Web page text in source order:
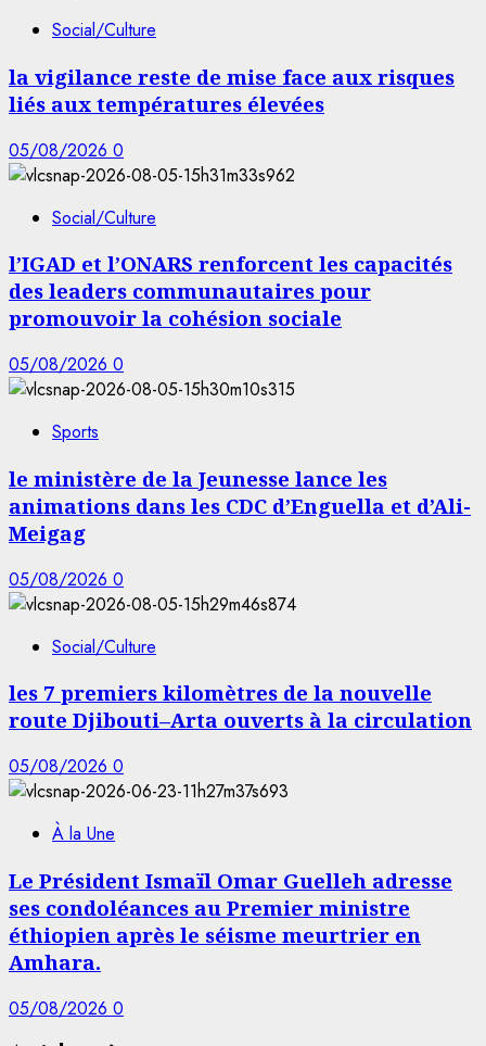
Social/Culture
la vigilance reste de mise face aux risques
liés aux températures élevées
05/08/2026 0
Social/Culture
l’IGAD et l’ONARS renforcent les capacités
des leaders communautaires pour
promouvoir la cohésion sociale
05/08/2026 0
Sports
le ministère de la Jeunesse lance les
animations dans les CDC d’Enguella et d’Ali-
Meigag
05/08/2026 0
Social/Culture
les 7 premiers kilomètres de la nouvelle
route Djibouti–Arta ouverts à la circulation
05/08/2026 0
À la Une
Le Président Ismaïl Omar Guelleh adresse
ses condoléances au Premier ministre
éthiopien après le séisme meurtrier en
Amhara.
05/08/2026 0